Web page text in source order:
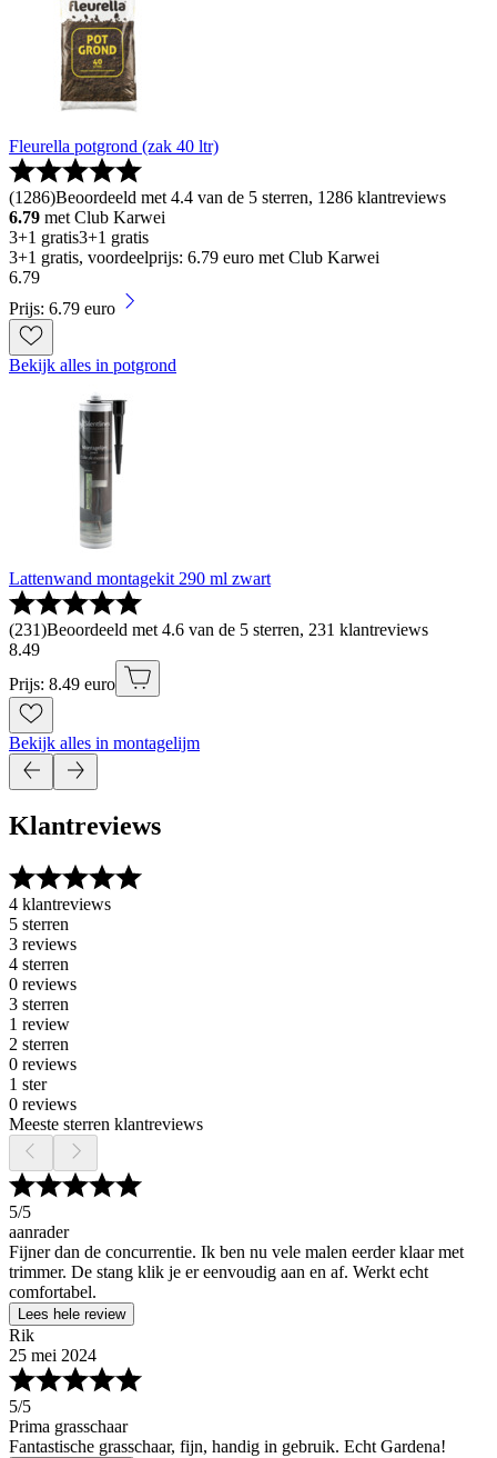
Fleurella potgrond (zak 40 ltr)
(1286)Beoordeeld met 4.4 van de 5 sterren, 1286 klantreviews
6.79 met Club Karwei
3+1 gratis3+1 gratis
3+1 gratis, voordeelprijs: 6.79 euro met Club Karwei
6.79
Prijs: 6.79 euro
Bekijk alles in potgrond
Lattenwand montagekit 290 ml zwart
(231)Beoordeeld met 4.6 van de 5 sterren, 231 klantreviews
8.49
Prijs: 8.49 euro
Bekijk alles in montagelijm
Klantreviews
4 klantreviews
5 sterren
3 reviews
4 sterren
0 reviews
3 sterren
1 review
2 sterren
0 reviews
1 ster
0 reviews
Meeste sterren klantreviews
5/5
aanrader
Fijner dan de concurrentie. Ik ben nu vele malen eerder klaar met
trimmer. De stang klik je er eenvoudig aan en af. Werkt echt
comfortabel.
Lees hele review
Rik
25 mei 2024
5/5
Prima grasschaar
Fantastische grasschaar, fijn, handig in gebruik. Echt Gardena!